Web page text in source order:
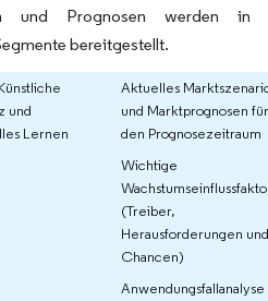
und Prognosen werden in
bereitgestellt.
und
Lernen
Aktuelles
und Marktprognosen für
den Prognosezeitraum
Wichtige
(Treiber,
Herausforderungen und
Chancen)
Anwendungsfallanalyse